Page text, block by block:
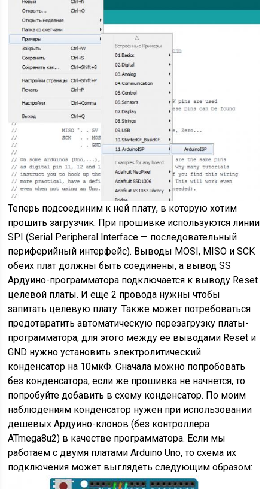
Теперь подсоединим к ней плату, в которую хотим
прошить загрузчик. При прошивке используются линии
SPI (Serial Peripheral Interface — последовательный
периферийный интерфейс). Выводы MOSI, MISO и SCK
обеих плат должны быть соединены, а вывод SS
Ардуино-программатора подключается к выводу Reset
целевой платы. И еще 2 провода нужны чтобы
запитать целевую плату. Также может потребоваться
предотвратить автоматическую перезагрузку платы-
программатора, для этого между ее выводами Reset и
GND нужно установить электролитический
конденсатор на 10мкФ. Сначала можно попробовать
без конденсатора, если же прошивка не начнется, то
попробуйте добавить в схему конденсатор. По моим
наблюдениям конденсатор нужен при использовании
дешевых Ардуино-клонов (без контроллера
ATmega8u2) в качестве программатора. Если мы
работаем с двумя платами Arduino Uno, то схема их
подключения может выглядеть следующим образом: